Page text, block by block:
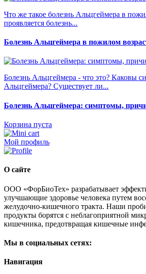
Что же такое болезнь Альцгеймера в
проявляется болезнь...
Болезнь Альцгеймера в пожилом
Болезнь Альцгеймера - что это? Каковы
Альцгеймера? Существует ли...
Болезнь Альцгеймера: симптомы,
Корзина пуста
Мой профиль
О сайте
ООО «ФорБиоТех» разрабатывает
улучшающие здоровье человека путем
желудочно-кишечного тракта. Наши
продукты борятся с неблагоприятной
кишечника, предотвращая кишечные
Мы в социальных сетях:
Навигация